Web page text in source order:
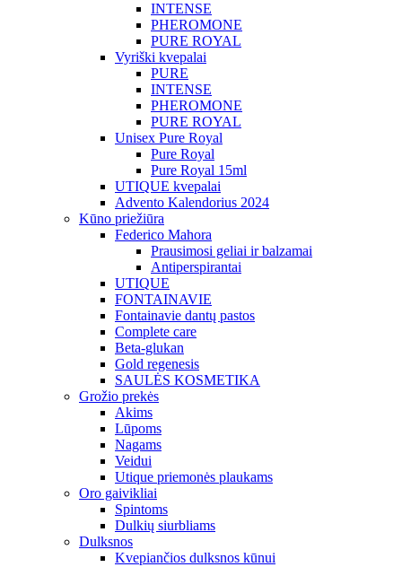
INTENSE
PHEROMONE
PURE ROYAL
Vyriški kvepalai
PURE
INTENSE
PHEROMONE
PURE ROYAL
Unisex Pure Royal
Pure Royal
Pure Royal 15ml
UTIQUE kvepalai
Advento Kalendorius 2024
Kūno priežiūra
Federico Mahora
Prausimosi geliai ir balzamai
Antiperspirantai
UTIQUE
FONTAINAVIE
Fontainavie dantų pastos
Complete care
Beta-glukan
Gold regenesis
SAULĖS KOSMETIKA
Grožio prekės
Akims
Lūpoms
Nagams
Veidui
Utique priemonės plaukams
Oro gaivikliai
Spintoms
Dulkių siurbliams
Dulksnos
Kvepiančios dulksnos kūnui